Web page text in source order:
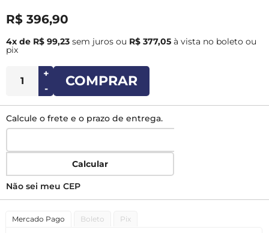
R$ 396,90
4x de R$ 99,23 sem juros ou R$ 377,05 à vista no boleto ou
pix
+
-
COMPRAR
Calcule o frete e o prazo de entrega.
Calcular
Não sei meu CEP
Mercado Pago Boleto Pix